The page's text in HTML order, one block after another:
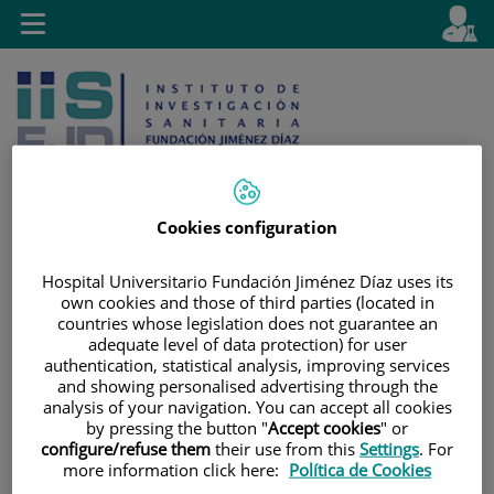
Saltar al contenido
contenido
Selector
activo
es
Buscar
Toggle
navigation
Cookies configuration
Hospital Universitario Fundación Jiménez Díaz uses its
own cookies and those of third parties (located in
countries whose legislation does not guarantee an
adequate level of data protection) for user
authentication, statistical analysis, improving services
and showing personalised advertising through the
analysis of your navigation. You can accept all cookies
by pressing the button "Accept cookies" or
configure/refuse them their use from this Settings. For
more information click here: Política de Cookies